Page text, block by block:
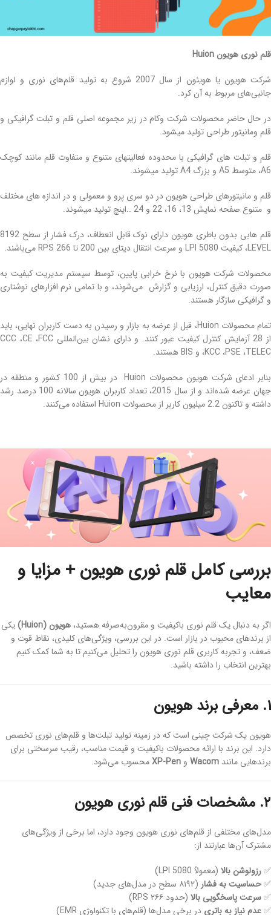
قلم نوری هویون Huion
شرکت هویون یا هویئون از سال 2007 شروع به تولید قلم‌های نوری و لوازم
جانبی‌های مربوط به آن کرد.
در حال حاضر محصولات شرکت وکام در زیر مجموعه اصلی قلم و تبلت گرافیکی و
قلم ومانیتور طراحی تولید میشود.
قلم و تبلت های گرافیکی با محدوده فعالیتهای متنوع و متفاوت قلم مانند کوچک
A6، متوسط A5 و بزرگ A4 تولید میشوند.
قلم و مانیتورهای طراحی هویون در دو سری پرو و معمولی و در اندازه های مختلف
و متنوع صفحه نمایش 13، 16، 22 و 24 ..اینچ تولید میشوند.
قلم‌ هابی بدون باطری هویون دارای نوک قابل انعطاف، درک فشار از سطح 8192
LEVEL، کیفیت 5080 LPI و سرعت انتقال دیتای بین 200 تا 266 RPS می‌باشند.
محصولات شرکت هویون با نرخ خرابی پایین، توسط سیستم مدیریت کیفیت به
صورت دقیق کنترل، ارزیابی و گزارش می‌شوند، و با تمامی نرم افزارهای نوشتاری
و گرافیکی سازگار هستند.
تمام محصولات Huion، قبل از عرضه به بازار و رسیدن به دست کاربران نهایی، باید
از 28 آزمایش کنترل کیفیت عبور کنند. و دارای نشان بین‌المللی CCC ،CE ،FCC
،KCC ،PSE ،TELEC و BIS هستند.
بنابر ادعای شرکت هویون محصولات Huion در بیش از 100 کشور و منطقه در
جهان عرضه شده‌اند و از سال 2015، تعداد کاربران هویون سالانه 100 درصد رشد
داشته و تاکنون 2.2 میلیون کاربر از محصولات Huion استفاده می‌کنند.
بررسی کامل قلم نوری هویون + مزایا و
معایب
اگر به دنبال یک قلم نوری باکیفیت و مقرون‌به‌صرفه هستید، هویون (Huion)
یکی
از برندهای محبوب در بازار است. در این بررسی، ویژگی‌های کلیدی، نقاط قوت و
ضعف، و تجربه کاربری قلم نوری هویون را تحلیل می‌کنیم تا به شما کمک کنیم
بهترین انتخاب را داشته باشید.
۱. معرفی برند هویون
هویون یک شرکت چینی است که در زمینه تولید تبلت‌ها و قلم‌های نوری تخصص
دارد. این برند با ارائه محصولات باکیفیت و قیمت مناسب، رقیب سرسختی برای
برندهایی مانند Wacom و XP-Penمحسوب می‌شود.
۲. مشخصات فنی قلم نوری هویون
مدل‌های مختلفی از قلم‌های نوری هویون وجود دارد، اما برخی از ویژگی‌های
مشترک آن‌ها عبارتند از:
✅رزولوشن بالا (معمولاً 5080 LPI)
✅حساسیت به فشار (۸۱۹۲ سطح در مدل‌های جدید)
✅سرعت پاسخگویی بالا (حدود ۲۶۶ RPS)
✅عدم نیاز به باتری در برخی مدل‌ها (قلم‌های با تکنولوژی EMR)